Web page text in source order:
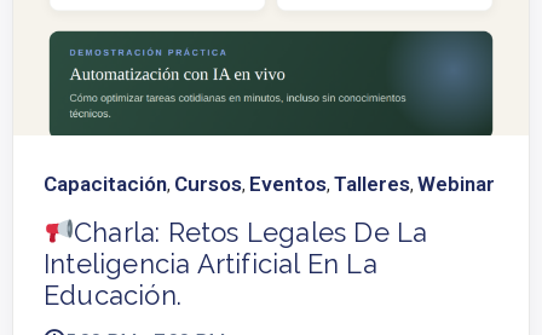
Capacitación, Cursos, Eventos, Talleres, Webinar
Charla: Retos Legales De La
Inteligencia Artificial En La
Educación.